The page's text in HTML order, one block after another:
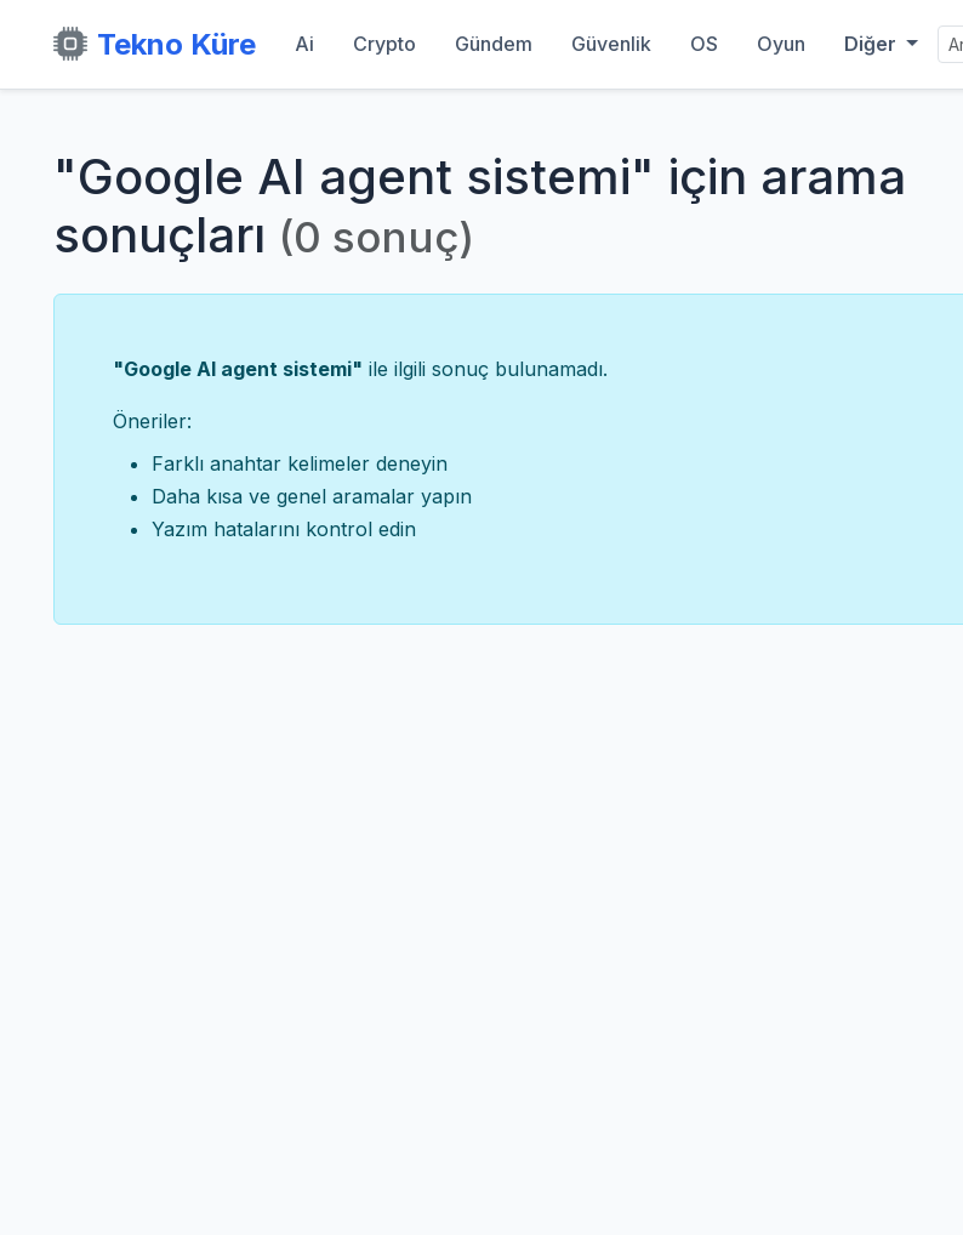
Tekno Küre Ai Crypto Gündem Güvenlik OS Oyun Diğer
"Google AI agent sistemi" için arama
sonuçları (0 sonuç)
"Google AI agent sistemi" ile ilgili sonuç bulunamadı.
Öneriler:
Farklı anahtar kelimeler deneyin
Daha kısa ve genel aramalar yapın
Yazım hatalarını kontrol edin